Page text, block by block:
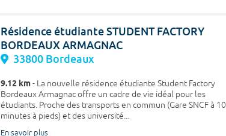
Résidence étudiante STUDENT FACTORY
BORDEAUX ARMAGNAC
33800 Bordeaux
9.12 km- La nouvelle résidence étudiante Student Factory
Bordeaux Armagnac offre un cadre de vie idéal pour les
étudiants. Proche des transports en commun (Gare SNCF à 10
minutes à pieds) et des université...
En savoir plus